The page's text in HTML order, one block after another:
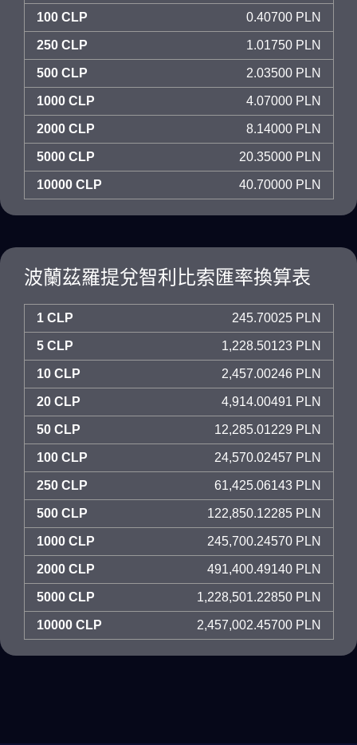
100 CLP 0.40700 PLN
250 CLP 1.01750 PLN
500 CLP 2.03500 PLN
1000 CLP 4.07000 PLN
2000 CLP 8.14000 PLN
5000 CLP 20.35000 PLN
10000 CLP 40.70000 PLN
波蘭茲羅提兌智利比索匯率換算表
1 CLP 245.70025 PLN
5 CLP 1,228.50123 PLN
10 CLP 2,457.00246 PLN
20 CLP 4,914.00491 PLN
50 CLP 12,285.01229 PLN
100 CLP 24,570.02457 PLN
250 CLP 61,425.06143 PLN
500 CLP 122,850.12285 PLN
1000 CLP 245,700.24570 PLN
2000 CLP 491,400.49140 PLN
5000 CLP 1,228,501.22850 PLN
10000 CLP 2,457,002.45700 PLN